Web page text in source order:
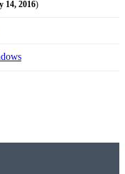
14, 2016)